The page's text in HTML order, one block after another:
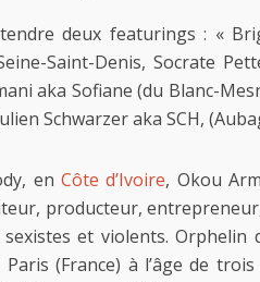
deux featurings : «
Saint-Denis, Socrate
aka Sofiane (du Blanc-
Schwarzer aka SCH,
enCôte d’Ivoire, Okou
producteur,
et violents. Orphelin
(France) à l’âge de